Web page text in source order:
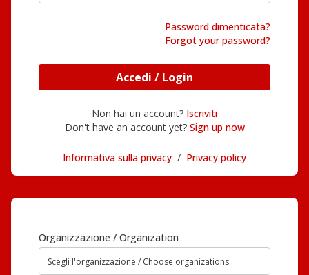
Password dimenticata?
Forgot your password?
Accedi / Login
Non hai un account? Iscriviti
Don't have an account yet? Sign up now
Informativa sulla privacy / Privacy policy
Organizzazione / Organization